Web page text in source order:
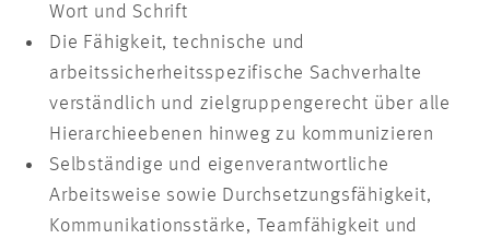
Wort und Schrift
Die Fähigkeit, technische und
arbeitssicherheitsspezifische Sachverhalte
verständlich und zielgruppengerecht über alle
Hierarchieebenen hinweg zu kommunizieren
Selbständige und eigenverantwortliche
Arbeitsweise sowie Durchsetzungsfähigkeit,
Kommunikationsstärke, Teamfähigkeit und